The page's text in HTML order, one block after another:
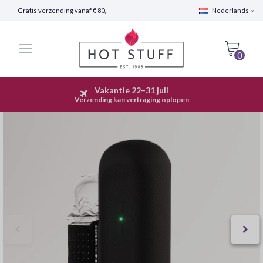
Gratis verzending vanaf € 80,- Nederlands
0
Snelle Verzending (24 uur)
Vakantie 22–31 juli
Verzending kan vertraging oplopen